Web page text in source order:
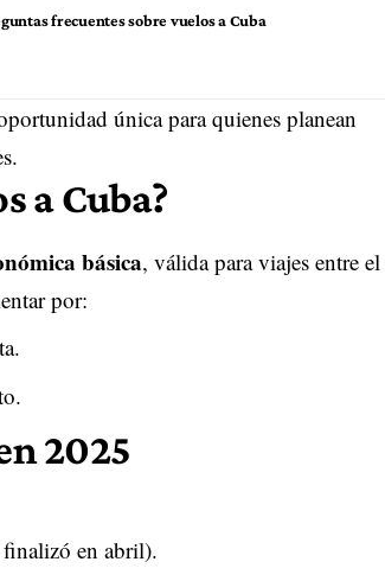
frecuentes sobre vuelos a Cuba
única para quienes planean
a Cuba?
básica, válida para viajes entre el
por:
2025
en abril).